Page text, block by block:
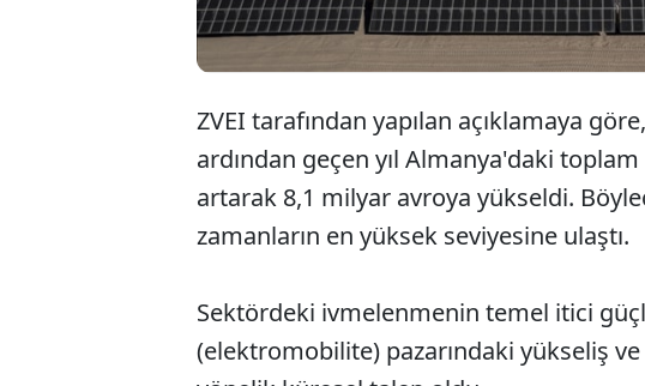
ZVEI tarafından yapılan açıklamaya
ardından geçen yıl Almanya'daki
artarak 8,1 milyar avroya yükseldi.
zamanların en yüksek seviyesine ulaştı.
Sektördeki ivmelenmenin temel itici
(elektromobilite) pazarındaki yükseliş